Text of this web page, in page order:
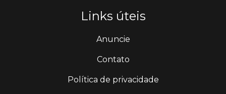
Links úteis
Anuncie
Contato
Política de privacidade